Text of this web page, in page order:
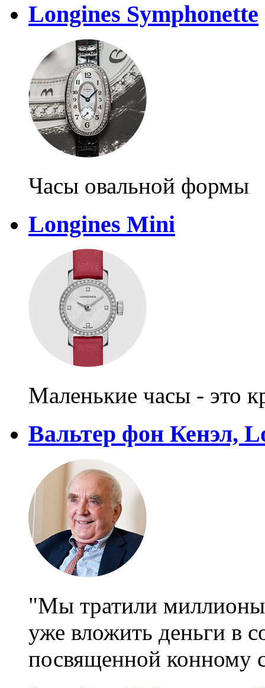
Longines Symphonette
Часы овальной формы
Longines Mini
Маленькие часы - это
Вальтер фон Кенэл,
"Мы тратили миллионы
уже вложить деньги в
посвященной конному